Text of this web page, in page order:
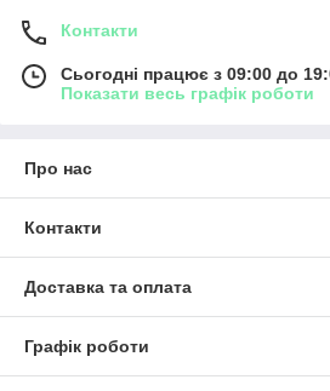
Контакти
Сьогодні працює з 09:00 до
Показати весь графік роботи
Про нас
Контакти
Доставка та оплата
Графік роботи